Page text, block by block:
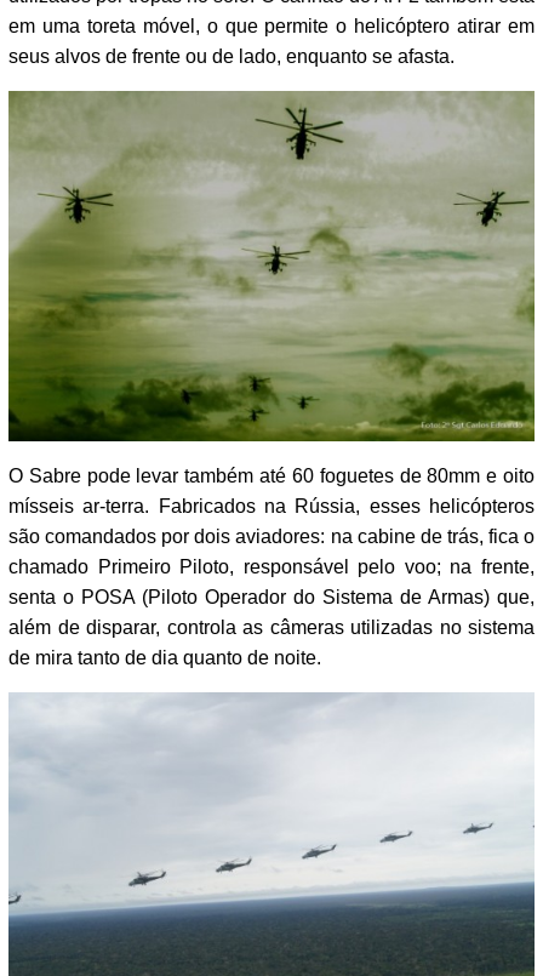
em uma toreta móvel, o que permite o helicóptero atirar em
seus alvos de frente ou de lado, enquanto se afasta.
O Sabre pode levar também até 60 foguetes de 80mm e oito
mísseis ar-terra. Fabricados na Rússia, esses helicópteros
são comandados por dois aviadores: na cabine de trás, fica o
chamado Primeiro Piloto, responsável pelo voo; na frente,
senta o POSA (Piloto Operador do Sistema de Armas) que,
além de disparar, controla as câmeras utilizadas no sistema
de mira tanto de dia quanto de noite.